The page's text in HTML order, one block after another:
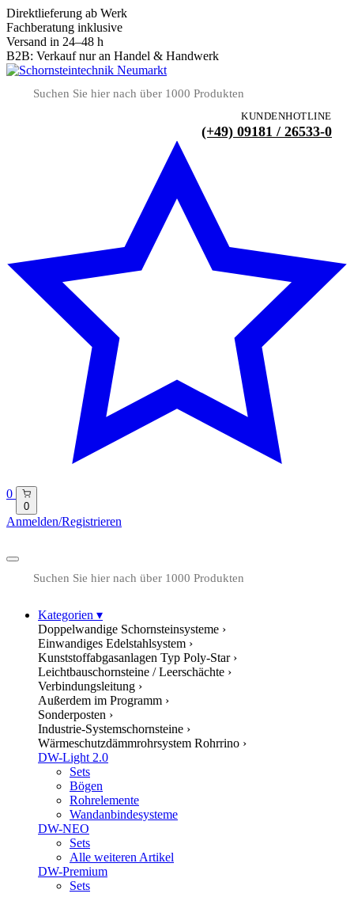
Direktlieferung ab Werk
Fachberatung inklusive
Versand in 24–48 h
B2B: Verkauf nur an Handel & Handwerk
KUNDENHOTLINE
(+49) 09181 / 26533-0
0
0
Anmelden/Registrieren
Kategorien ▾
Doppelwandige Schornsteinsysteme ›
Einwandiges Edelstahlsystem ›
Kunststoffabgasanlagen Typ Poly-Star ›
Leichtbauschornsteine / Leerschächte ›
Verbindungsleitung ›
Außerdem im Programm ›
Sonderposten ›
Industrie-Systemschornsteine ›
Wärmeschutzdämmrohrsystem Rohrrino ›
DW-Light 2.0
Sets
Bögen
Rohrelemente
Wandanbindesysteme
DW-NEO
Sets
Alle weiteren Artikel
DW-Premium
Sets